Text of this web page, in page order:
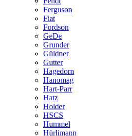
Ferguson
Fiat
Fordson
GeDe
Grunder
Güldner
Gutter
Hagedorn
Hanomag
Hart-Parr
Hatz
Holder
HSCS
Hummel
Hürlimann